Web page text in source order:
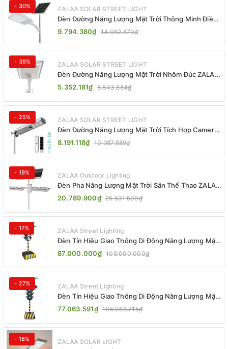
- 30% ZALAA SOLAR STREET LIGHT
Đèn Đường Năng Lượng Mặt Trời Thông Minh Điều
Khiển MPPT ZL-GMX01 ZALAA
9.794.380₫ 14.062.870₫
- 39% ZALAA SOLAR STREET LIGHT
Đèn Đường Năng Lượng Mặt Trời Nhôm Đúc ZALAA
ZL-BWH Cao Cấp IP65
5.352.181₫ 8.843.884₫
- 25% ZALAA SOLAR STREET LIGHT
Đèn Đường Năng Lượng Mặt Trời Tích Hợp Camera
ZALAA ZL-BJ04-CCTV (80W, IP65)
8.191.118₫ 10.987.889₫
- 19% ZALAA Outdoor Lighting
Đèn Pha Năng Lượng Mặt Trời Sân Thể Thao ZALAA
Jsc Chống Nước IP65 Cao Cấp
20.789.900₫ 25.531.500₫
- 17% ZALAA Street Lighting
Đèn Tín Hiệu Giao Thông Di Động Năng Lượng Mặt
Trời ZALAA ZL-300A-D
87.000.000₫ 105.000.000₫
- 27% ZALAA Street Lighting
Đèn Tín Hiệu Giao Thông Di Động Năng Lượng Mặt
Trời ZALAA ZL-409300C
77.063.591₫ 105.086.715₫
- 18% ZALAA SOLAR LIGHT